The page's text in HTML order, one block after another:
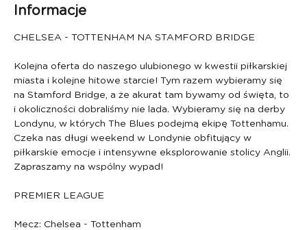
Informacje
CHELSEA - TOTTENHAM NA STAMFORD BRIDGE
Kolejna oferta do naszego ulubionego w kwestii piłkarskiej
miasta i kolejne hitowe starcie! Tym razem wybieramy się
na Stamford Bridge, a że akurat tam bywamy od święta, to
i okoliczności dobraliśmy nie lada. Wybieramy się na derby
Londynu, w których The Blues podejmą ekipę Tottenhamu.
Czeka nas długi weekend w Londynie obfitujący w
piłkarskie emocje i intensywne eksplorowanie stolicy Anglii.
Zapraszamy na wspólny wypad!
PREMIER LEAGUE
Mecz: Chelsea - Tottenham